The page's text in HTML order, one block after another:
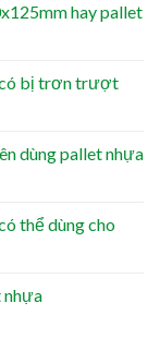
hay pallet
có bị trơn trượt
dùng pallet nhựa
thể dùng cho
nhựa